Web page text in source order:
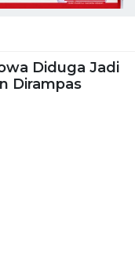
Diduga Jadi
Dirampas